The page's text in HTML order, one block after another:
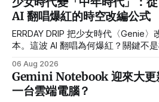
AI 翻唱爆紅的時空改編公式
ERRDAY DRIP 把少女時代〈Genie
本。這波 AI 翻唱為何爆紅？關鍵不
06 Aug 2026
Gemini Notebook 迎來大更
一台雲端電腦？